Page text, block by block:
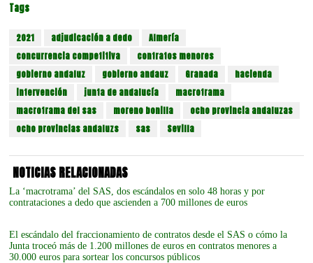
Tags
2021 adjudicación a dedo
Almería
concurrencia competitiva
contratos menores
gobierno andaluz
gobierno andauz Granada
hacienda
intervención
junta de andalucía
macrotrama
macrotrama del sas
moreno bonilla
ocho provincia andaluzas
ocho provincias andaluzs
sas Sevilla
NOTICIAS RELACIONADAS
La ‘macrotrama’ del SAS, dos escándalos en solo 48 horas y por
contrataciones a dedo que ascienden a 700 millones de euros
El escándalo del fraccionamiento de contratos desde el SAS o cómo la
Junta troceó más de 1.200 millones de euros en contratos menores a
30.000 euros para sortear los concursos públicos